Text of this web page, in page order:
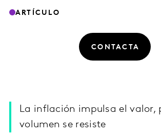
ARTÍCULO
CONTACTA
La inflación impulsa el valor,
volumen se resiste